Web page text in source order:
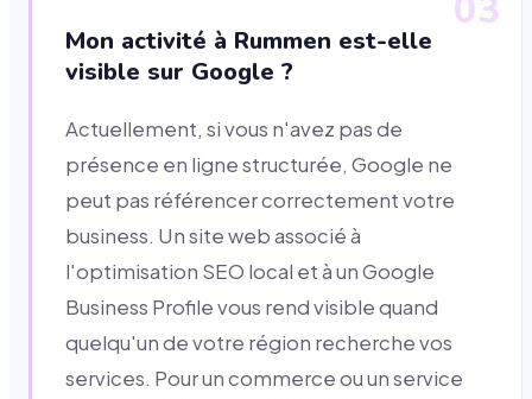
Mon activité à Rummen est-elle
visible sur Google ?
Actuellement, si vous n'avez pas de
présence en ligne structurée, Google ne
peut pas référencer correctement votre
business. Un site web associé à
l'optimisation SEO local et à un Google
Business Profile vous rend visible quand
quelqu'un de votre région recherche vos
services. Pour un commerce ou un service